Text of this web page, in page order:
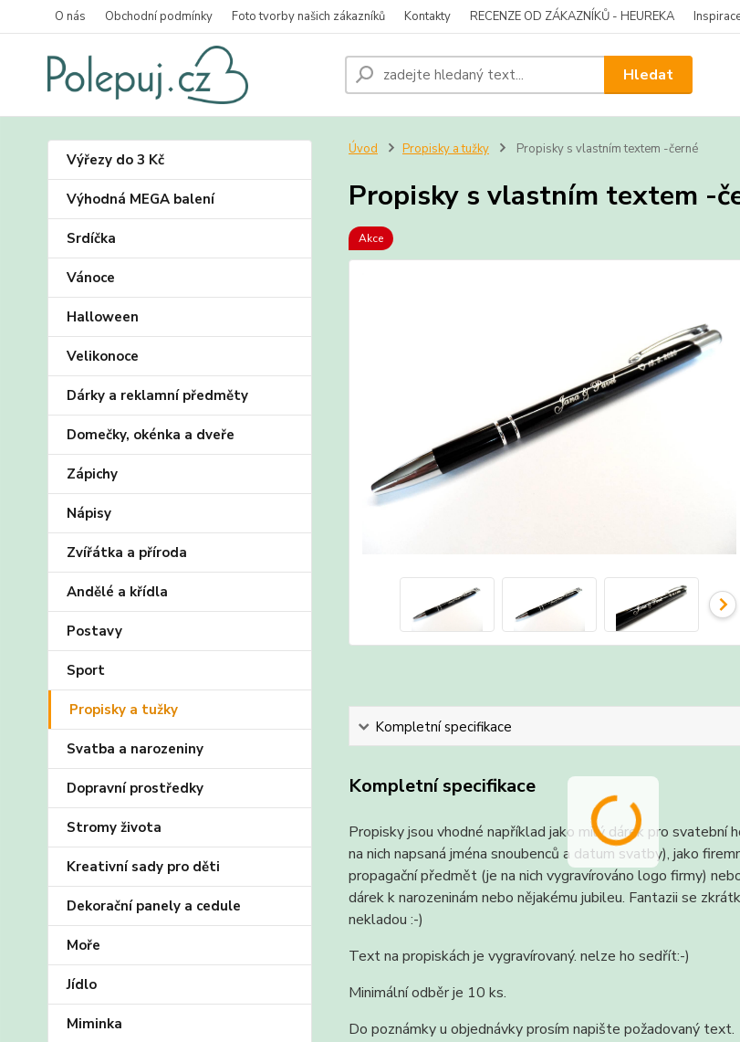
O nás Obchodní podmínky Foto tvorby našich zákazníků Kontakty RECENZE OD ZÁKAZNÍKŮ - HEUREKA
Hledat
Výřezy do 3 Kč
Výhodná MEGA balení
Srdíčka
Vánoce
Halloween
Velikonoce
Dárky a reklamní předměty
Domečky, okénka a dveře
Zápichy
Nápisy
Zvířátka a příroda
Andělé a křídla
Postavy
Sport
Propisky a tužky
Svatba a narozeniny
Dopravní prostředky
Stromy života
Kreativní sady pro děti
Dekorační panely a cedule
Moře
Jídlo
Miminka
Úvod Propisky a tužky Propisky s vlastním textem -černé
Propisky s vlastním textem -
Akce
Kompletní specifikace
Kompletní specifikace
Propisky jsou vhodné například jako milý dárek pro svatební
na nich napsaná jména snoubenců a datum svatby), jako
propagační předmět (je na nich vygravírováno logo firmy)
dárek k narozeninám nebo nějakému jubileu. Fantazii se
nekladou :-)
Text na propiskách je vygravírovaný. nelze ho sedřít:-)
Minimální odběr je 10 ks.
Do poznámky u objednávky prosím napište požadovaný text.